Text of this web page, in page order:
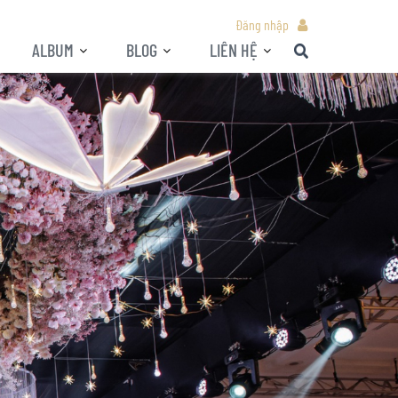
Đăng nhập
ALBUM BLOG LIÊN HỆ